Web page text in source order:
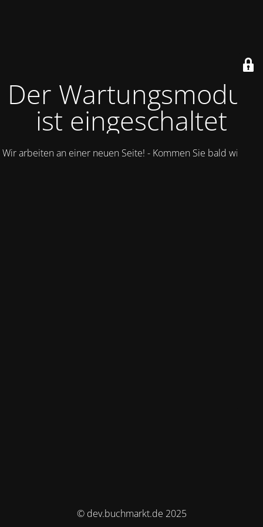
Der Wartungsmodus
ist eingeschaltet
Wir arbeiten an einer neuen Seite! - Kommen Sie bald wieder.
© dev.buchmarkt.de 2025